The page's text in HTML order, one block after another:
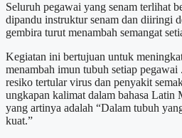
Seluruh pegawai yang senam terlihat
dipandu instruktur senam dan diiringi
gembira turut menambah semangat
Kegiatan ini bertujuan untuk
menambah imun tubuh setiap
resiko tertular virus dan penyakit
ungkapan kalimat dalam bahasa Latin
yang artinya adalah “Dalam tubuh
kuat.”